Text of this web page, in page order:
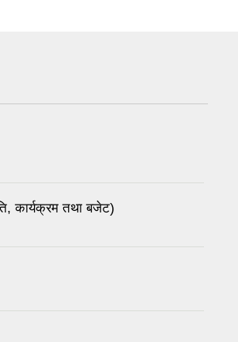
कार्यक्रम तथा बजेट)